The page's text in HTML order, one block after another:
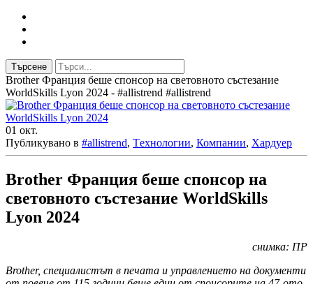
Търсене
Brother Франция беше спонсор на световното състезание
WorldSkills Lyon 2024 - #allistrend #allistrend
01 окт.
Публикувано в #allistrend, Tехнологии, Компании, Хардуер
Brother Франция беше спонсор на
световното състезание WorldSkills
Lyon 2024
снимка: ПР
Brother, специалистът в печата и управлението на документи